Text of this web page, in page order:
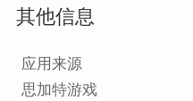
其他信息
应用来源
思加特游戏